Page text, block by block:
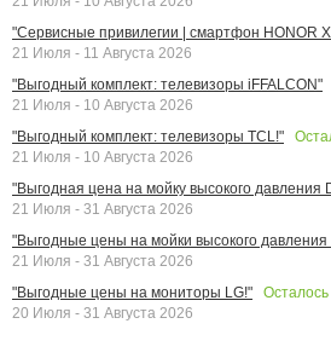
"Сервисные привилегии | смартфон HONOR
21 Июля - 11 Августа 2026
"Выгодный комплект: телевизоры iFFALCON"
21 Июля - 10 Августа 2026
"Выгодный комплект: телевизоры TCL!"
21 Июля - 10 Августа 2026
"Выгодная цена на мойку высокого давления
21 Июля - 31 Августа 2026
"Выгодные цены на мойки высокого давления
21 Июля - 31 Августа 2026
"Выгодные цены на мониторы LG!"
Осталось
20 Июля - 31 Августа 2026